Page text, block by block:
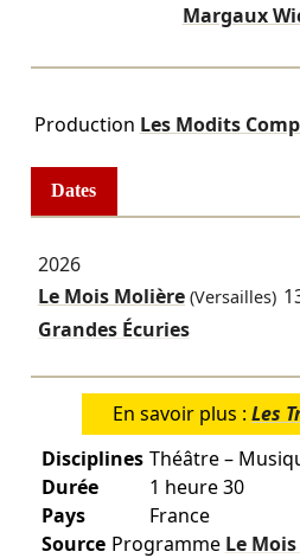
Margaux
Production Les Modits
Dates
2026
Le Mois Molière(Versailles)
Grandes Écuries
En savoir plus : Les
Disciplines Théâtre –
Durée
1 heure 30
Pays
France
Source Programme Le